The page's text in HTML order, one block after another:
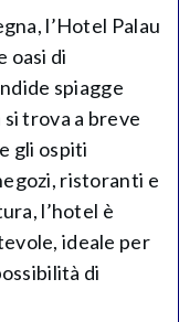
l’Hotel Palau
oasi di
spiagge
trova a breve
gli ospiti
ristoranti e
l’hotel è
ideale per
di